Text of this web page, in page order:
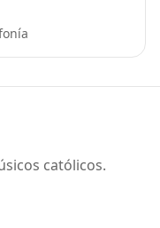
católicos.